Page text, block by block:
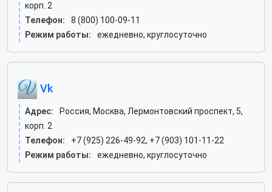
корп. 2
Телефон:
8 (800) 100-09-11
Режим работы:
ежедневно, круглосуточно
Vk
Адрес:
Россия, Москва, Лермонтовский проспект, 5,
корп. 2
Телефон:
+7 (925) 226-49-92, +7 (903) 101-11-22
Режим работы:
ежедневно, круглосуточно